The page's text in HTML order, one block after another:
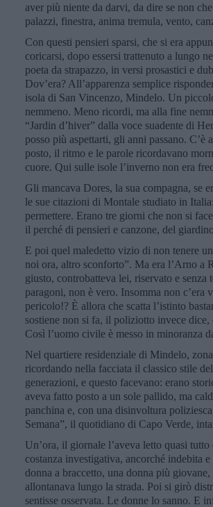
aver più niente da darvi, da dire se non
palazzi, finestra, anima tremula, vento,
Con questi pensieri sparsi, che si era
coricarsi, dopo essersi trattenuto a lungo
poeta da strapazzo, in versi prosastici e
Dov’era? All’apparenza semplice
isola di San Vincenzo, Mindelo. Un
nemmeno. Meno ricordi, ma alla fine
“Jardin d’hiver” dalla voce suadente di
posso più aspettarti, gli anni passano.
posto, il ritmo e le parole ricordavano
cuore. Qui sulle isole l’inverno non era
Gli mancava Dores, la sua compagna, se
le sue citazioni di Montale studiato in
permettere. Erano tre giorni che non si
il perché di pensieri e canzone, del
E poi quel maledetto vizio di non tenere
noi ora, altro sconforto”. Ma era l’Arno
giusto, controbatteva lei, riservato e
paragoni, non è vero. Insomma non c’era
pericolo!? È allora che scatta l’istinto
sostiene non si fa, il poliziotto invece
Così l’uomo civile è messo in minoranza
Nel quartiere residenziale di Mindelo,
ricordando nella facciata il classico stile
generazioni, e questo facevano: erano
aveva fatto posto a un sole pallido, ma
panchina e, con una disinvoltura
Semana”, il quotidiano di Capo Verde,
Un’ora, il giornale l’aveva letto quasi
costanza investigativa, ancorché indebita
donna a braccetto, una donna più
allontanava lungo la strada. Poi si girò
sentisse osservata. Le donne lo sanno. E